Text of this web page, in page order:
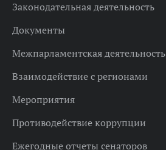
Законодательная деятельность
Документы
Межпарламентская деятельность
Взаимодействие с регионами
Мероприятия
Противодействие коррупции
Ежегодные отчеты сенаторов